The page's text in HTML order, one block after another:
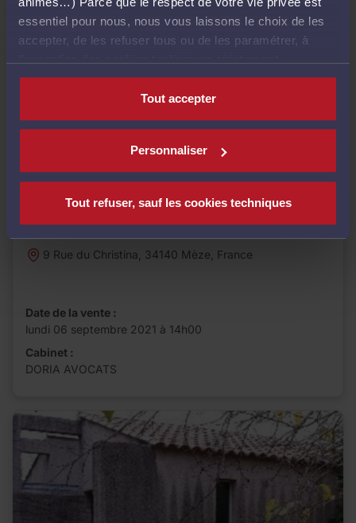
essentiel pour nous, nous vous laissons le choix de les
accepter, de les refuser tous ou de les paramétrer, à
nécessaires au fonctionnement du site.
Tout accepter
Personnaliser
Tout refuser, sauf les cookies techniques
Vente aux enchères Maison
UNE MAISON D'HABITATION AVEC GARAGE
Mise à prix :
69 000,00 €
9 Rue du Christina, 34140 Mèze, France
Date de la vente :
lundi 06 septembre 2021 à 14h00
Cabinet :
DORIA AVOCATS